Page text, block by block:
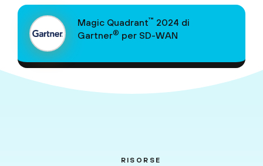
Magic Quadrant™ 2024 di
Gartner® per SD-WAN
RISORSE